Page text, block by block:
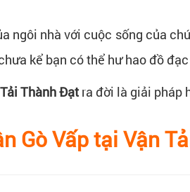
ngôi nhà với cuộc sống của
kể bạn có thể hư hao đồ
Thành Đạt ra đời là giải pháp
Gò Vấp tại Vận